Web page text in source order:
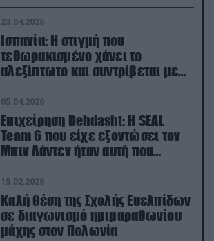
23.04.2026
Ισπανία: Η στιγμή που
τεθωρακισμένο χάνει το
αλεξίπτωτο και συντρίβεται με
ορμή στο έδαφος (βίντεο)
05.04.2026
Επιχείρηση Dehdasht: Η SEAL
Team 6 που είχε εξοντώσει τον
Μπιν Λάντεν ήταν αυτή που
διέσωσε τον πιλότο του F-15
15.02.2026
Καλή θέση της Σχολής Ευελπίδων
σε διαγωνισμό ημιμαραθωνίου
μάχης στον Πολωνία